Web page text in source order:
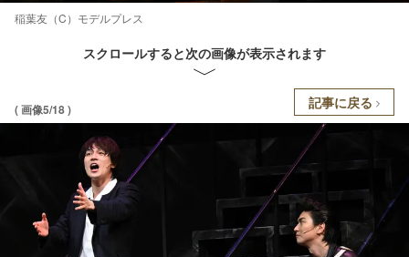
稲葉友（C）モデルプレス
スクロールすると次の画像が表示されます
( 画像5/18 ) 記事に戻る